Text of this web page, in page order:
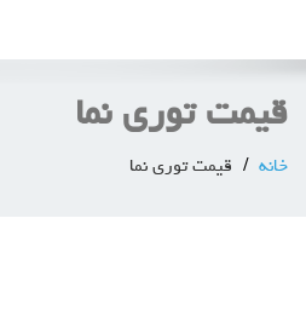
قیمت توری نما
خانه قیمت توری نما